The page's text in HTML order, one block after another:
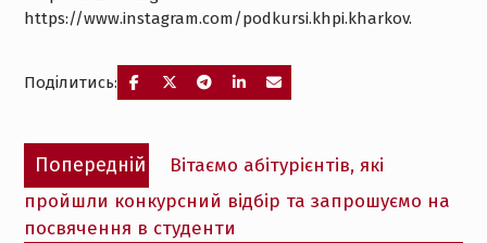
https://www.instagram.com/podkursi.khpi.kharkov.
Поділитись:
Навігація
записів
Попередній
Попередній
запис:
Вітаємо абітурієнтів, які
пройшли конкурсний відбір та запрошуємо на
посвячення в студенти